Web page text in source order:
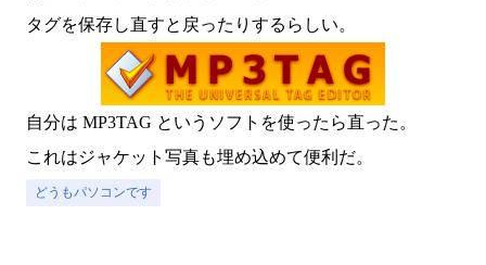
タグを保存し直すと戻ったりするらしい。
自分は MP3TAG というソフトを使ったら直った。
これはジャケット写真も埋め込めて便利だ。
どうもパソコンです